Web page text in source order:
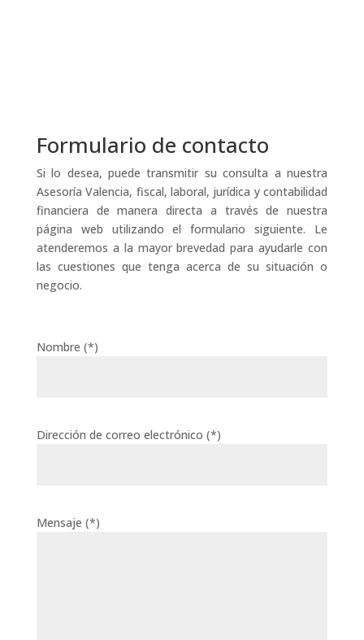
Formulario de contacto
Si lo desea, puede transmitir su consulta a nuestra
Asesoría Valencia, fiscal, laboral, jurídica y contabilidad
financiera de manera directa a través de nuestra
página web utilizando el formulario siguiente. Le
atenderemos a la mayor brevedad para ayudarle con
las cuestiones que tenga acerca de su situación o
negocio.
Nombre (*)
Dirección de correo electrónico (*)
Mensaje (*)